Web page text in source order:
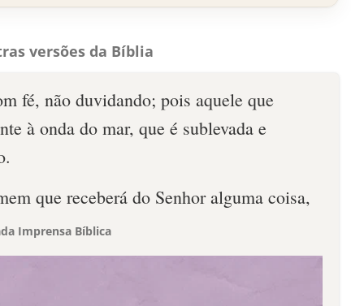
versões da Bíblia
fé, não duvidando; pois aquele que
à onda do mar, que é sublevada e
que receberá do Senhor alguma coisa,
Imprensa Bíblica